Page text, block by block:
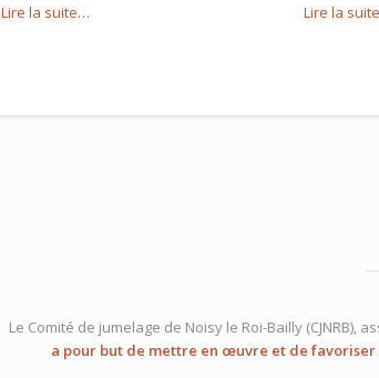
Lire la suite…
Lire la
Le Comité de jumelage de Noisy le Roi-Bailly (CJNRB),
a pour but de mettre en œuvre et de favoriser